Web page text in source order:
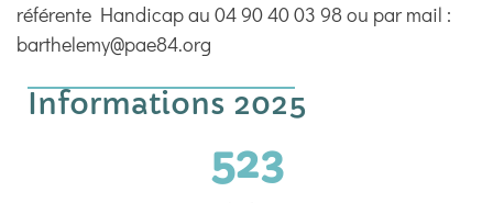
référente Handicap au 04 90 40 03 98 ou par mail :
barthelemy@pae84.org
Informations 2025
523